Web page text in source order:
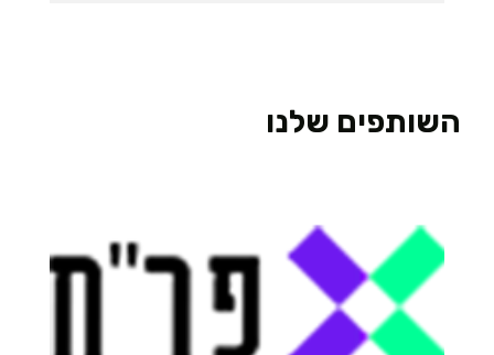
השותפים שלנו